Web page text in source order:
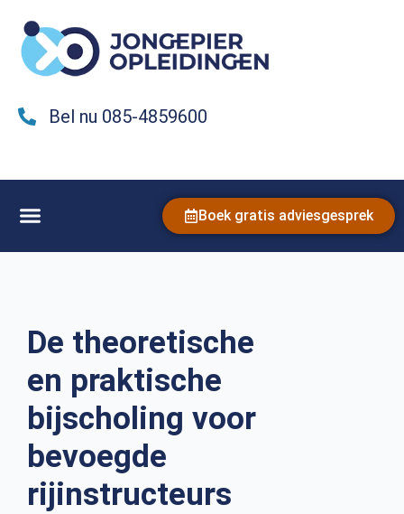
Bel nu 085-4859600
Boek gratis adviesgesprek
De theoretische
en praktische
bijscholing voor
bevoegde
rijinstructeurs